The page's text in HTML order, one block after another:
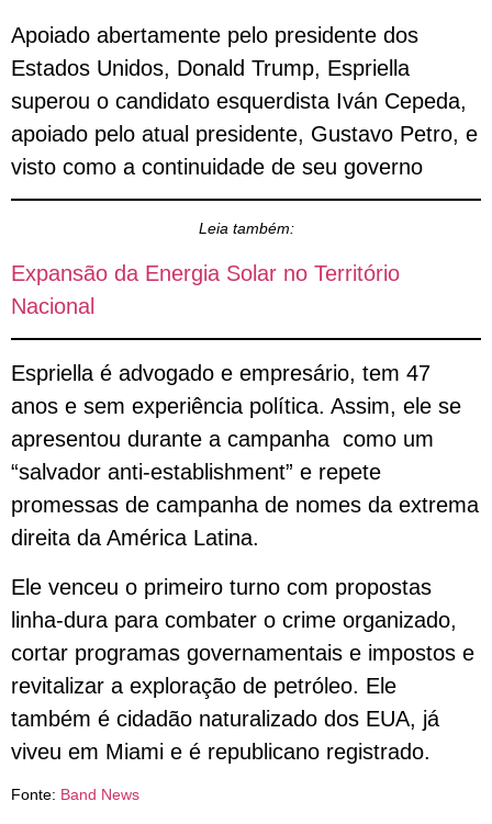
Apoiado abertamente pelo presidente dos
Estados Unidos, Donald Trump, Espriella
superou o candidato esquerdista Iván Cepeda,
apoiado pelo atual presidente, Gustavo Petro, e
visto como a continuidade de seu governo
Leia também:
Expansão da Energia Solar no Território
Nacional
Espriella é advogado e empresário, tem 47
anos e sem experiência política. Assim, ele se
apresentou durante a campanha como um
“salvador anti-establishment” e repete
promessas de campanha de nomes da extrema
direita da América Latina.
Ele venceu o primeiro turno com propostas
linha-dura para combater o crime organizado,
cortar programas governamentais e impostos e
revitalizar a exploração de petróleo. Ele
também é cidadão naturalizado dos EUA, já
viveu em Miami e é republicano registrado.
Fonte: Band News